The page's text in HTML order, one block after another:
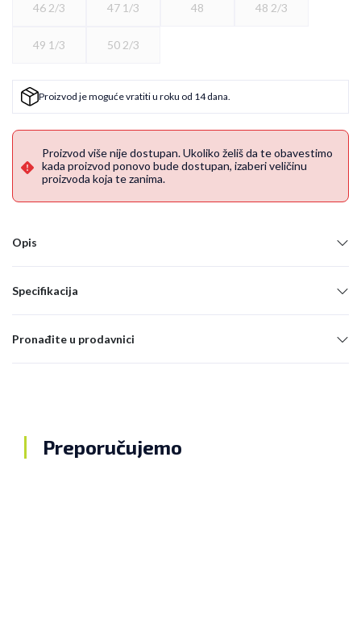
46 2/3 47 1/3 48 48 2/3
49 1/3 50 2/3
Proizvod je moguće vratiti u roku od 14 dana.
Proizvod više nije dostupan. Ukoliko želiš da te obavestimo
kada proizvod ponovo bude dostupan, izaberi veličinu
proizvoda koja te zanima.
Opis
Specifikacija
Pronađite u prodavnici
Preporučujemo